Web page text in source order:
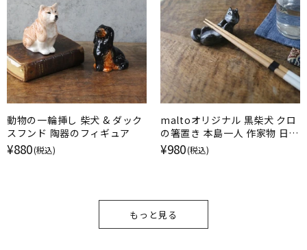
動物の一輪挿し 柴犬 & ダック
スフンド 陶器のフィギュア
¥880(税込)
maltoオリジナル 黒柴犬 クロ
の箸置き 本島一人 作家物 日本
製 甘えのポーズ
¥980(税込)
もっと見る